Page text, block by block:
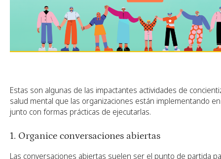
Estas son algunas de las impactantes actividades de
salud mental que las organizaciones están implementando
junto con formas prácticas de ejecutarlas.
1. Organice conversaciones abiertas
Las conversaciones abiertas suelen ser el punto de partida